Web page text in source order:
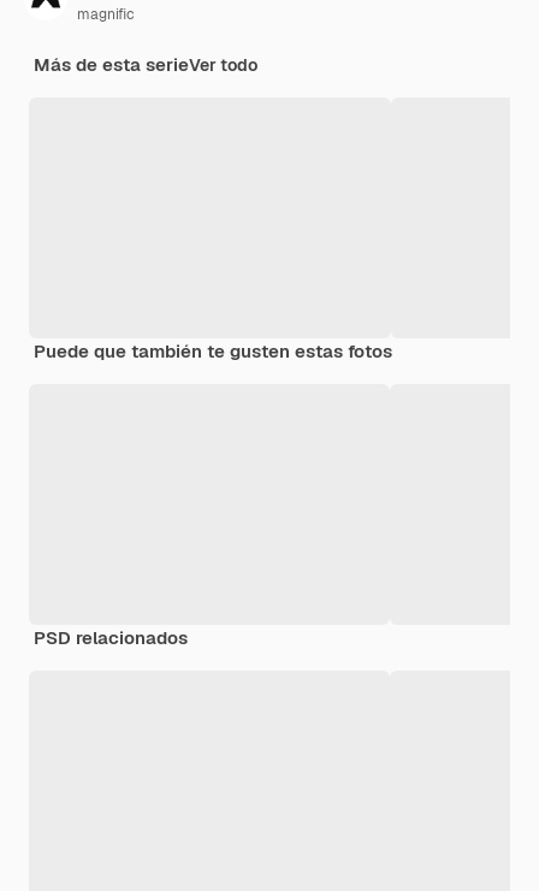
magnific
Más de esta serieVer todo
Puede que también te gusten estas fotos
PSD relacionados